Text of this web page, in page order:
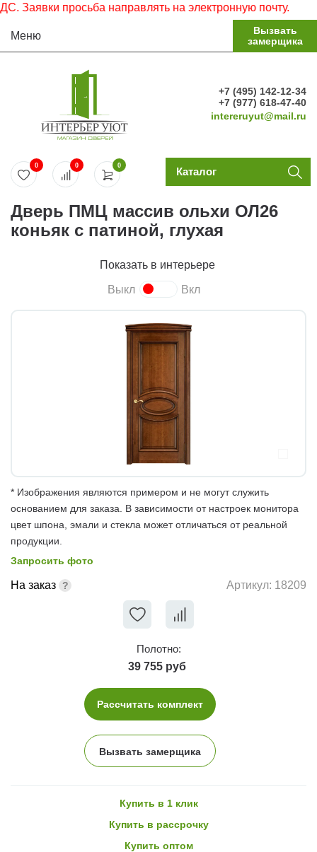
просьба направлять на электронную почту.
Меню
Вызвать
замерщика
+7 (495) 142-12-34
+7 (977) 618-47-40
intereruyut@mail.ru
0
0 0 Каталог
Дверь ПМЦ массив ольхи ОЛ26
коньяк с патиной, глухая
Показать в интерьере
Выкл Вкл
* Изображения являются примером и не могут служить
основанием для заказа. В зависимости от настроек монитора
цвет шпона, эмали и стекла может отличаться от реальной
продукции.
Запросить фото
На заказ Артикул: 18209
Полотно:
39 755 руб
Рассчитать комплект
Вызвать замерщика
Купить в 1 клик
Купить в рассрочку
Купить оптом